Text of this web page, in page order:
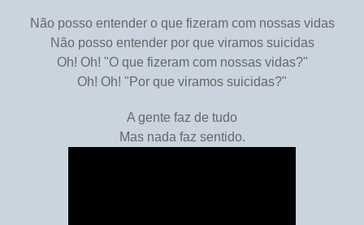
Não posso entender o que fizeram com nossas vidas
Não posso entender por que viramos suicidas
Oh! Oh! "O que fizeram com nossas vidas?"
Oh! Oh! "Por que viramos suicidas?"
A gente faz de tudo
Mas nada faz sentido.